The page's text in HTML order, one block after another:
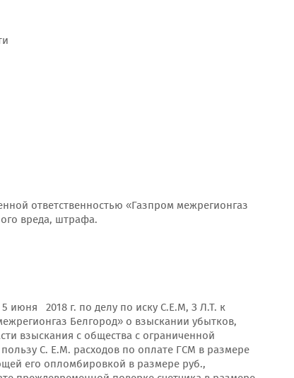
ответственностью «Газпром межрегионгаз
вреда, штрафа.
июня 2018 г. по делу по иску С.Е.М, З Л.Т. к
Белгород» о взыскании убытков,
взыскания с общества с ограниченной
С. Е.М. расходов по оплате ГСМ в размере
его опломбировкой в размере руб.,